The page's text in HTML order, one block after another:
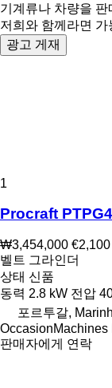
기계류나 차량을
저희와 함께라면 가
광고 게재
1
Procraft
₩3,454,000 €2,100
벨트 그라인더
상태 신품
동력 2.8 kW 전압
포르투갈,
판매자에게 연락